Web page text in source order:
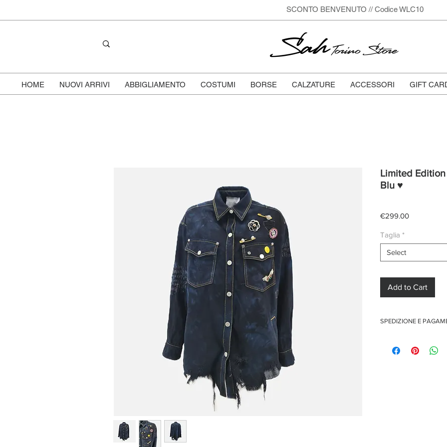
SCONTO BENVENUTO // Codice WLC10
SahTorino Store
HOME NUOVI ARRIVI ABBIGLIAMENTO COSTUMI BORSE CALZATURE ACCESSORI GIFT
Limited
Blu ♥
€299.00Price
Taglia *
Select
Add to Cart
SPEDIZIONE E
Pagamenti sicuri con